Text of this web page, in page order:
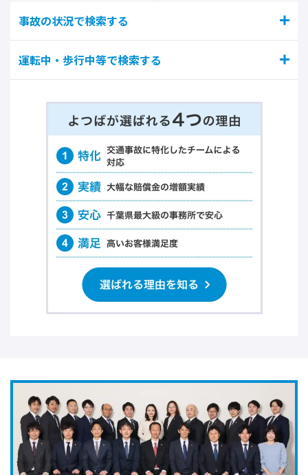
事故の状況で検索する
運転中・歩行中等で検索する